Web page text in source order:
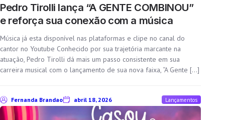
Pedro Tirolli lança “A GENTE COMBINOU”
e reforça sua conexão com a música
Música já esta disponível nas plataformas e clipe no canal do
cantor no Youtube Conhecido por sua trajetória marcante na
atuação, Pedro Tirolli dá mais um passo consistente em sua
carreira musical com o lançamento de sua nova faixa, “A Gente […]
Fernanda Brandao abril 18, 2026 Lançamentos